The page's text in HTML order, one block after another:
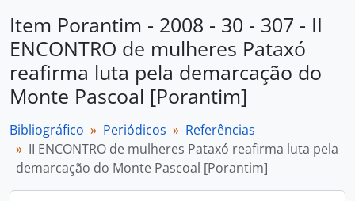
Item Porantim - 2008 - 30 - 307 - II
ENCONTRO de mulheres Pataxó
reafirma luta pela demarcação do
Monte Pascoal [Porantim]
Bibliográfico Periódicos
Referências
II ENCONTRO de mulheres Pataxó reafirma luta pela
demarcação do Monte Pascoal [Porantim]